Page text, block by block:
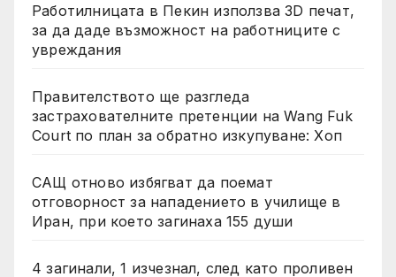
Работилницата в Пекин използва 3D печат,
за да даде възможност на работниците с
увреждания
Правителството ще разгледа
застрахователните претенции на Wang Fuk
Court по план за обратно изкупуване: Хоп
САЩ отново избягват да поемат
отговорност за нападението в училище в
Иран, при което загинаха 155 души
4 загинали, 1 изчезнал, след като проливен